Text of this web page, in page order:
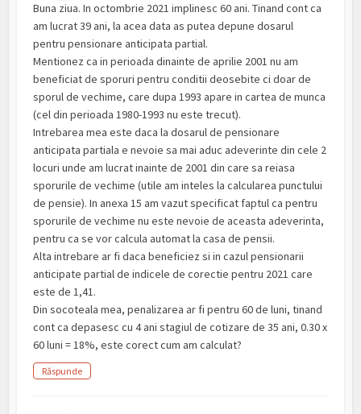
Buna ziua. In octombrie 2021 implinesc 60 ani. Tinand cont ca
am lucrat 39 ani, la acea data as putea depune dosarul
pentru pensionare anticipata partial.
Mentionez ca in perioada dinainte de aprilie 2001 nu am
beneficiat de sporuri pentru conditii deosebite ci doar de
sporul de vechime, care dupa 1993 apare in cartea de munca
(cel din perioada 1980-1993 nu este trecut).
Intrebarea mea este daca la dosarul de pensionare
anticipata partiala e nevoie sa mai aduc adeverinte din cele 2
locuri unde am lucrat inainte de 2001 din care sa reiasa
sporurile de vechime (utile am inteles la calcularea punctului
de pensie). In anexa 15 am vazut specificat faptul ca pentru
sporurile de vechime nu este nevoie de aceasta adeverinta,
pentru ca se vor calcula automat la casa de pensii.
Alta intrebare ar fi daca beneficiez si in cazul pensionarii
anticipate partial de indicele de corectie pentru 2021 care
este de 1,41.
Din socoteala mea, penalizarea ar fi pentru 60 de luni, tinand
cont ca depasesc cu 4 ani stagiul de cotizare de 35 ani, 0.30 x
60 luni = 18%, este corect cum am calculat?
Răspunde